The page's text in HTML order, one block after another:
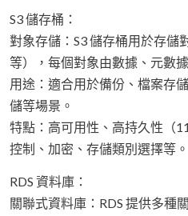
S3 儲存桶：
對象存儲：S3 儲存桶用於存儲
等），每個對象由數據、元數
用途：適合用於備份、檔案存
儲等場景。
特點：高可用性、高持久性（
控制、加密、存儲類別選擇等。
RDS 資料庫：
關聯式資料庫：RDS 提供多種